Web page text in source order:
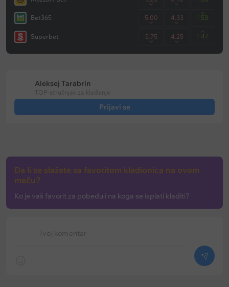
Bet365 5.00 4.33 1.53
Superbet 5.75 4.25 1.47
Aleksej Tarabrin
TOP-stručnjak za klađenje
Prijavi se
Tvoj komentar
Da li se slažete sa favoritom kladionica na ovom
meču?
Ko je vaš favorit za pobedu i na koga se isplati kladiti?